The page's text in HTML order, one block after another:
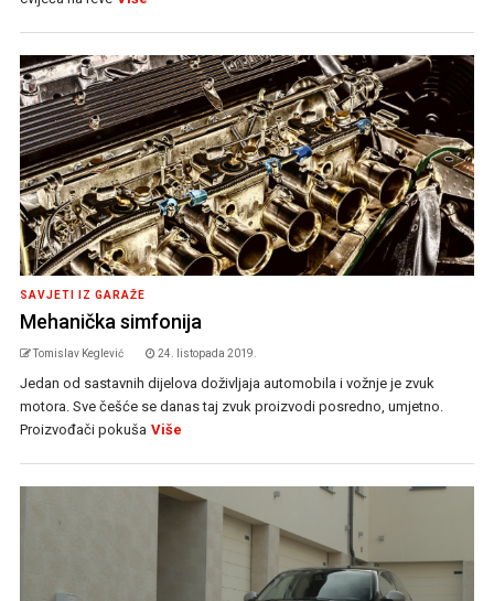
SAVJETI IZ GARAŽE
Mehanička simfonija
Tomislav Keglević 24. listopada 2019.
Jedan od sastavnih dijelova doživljaja automobila i vožnje je zvuk
motora. Sve češće se danas taj zvuk proizvodi posredno, umjetno.
Proizvođači pokuša Više